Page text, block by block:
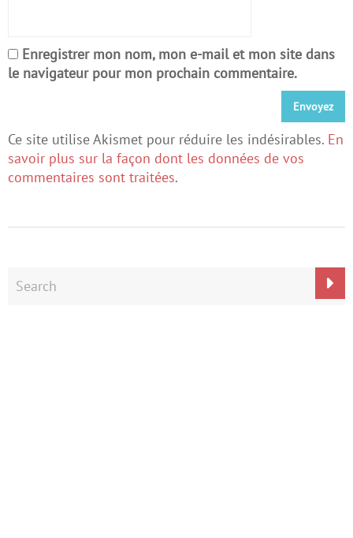
Enregistrer mon nom, mon e-mail et mon site dans
le navigateur pour mon prochain commentaire.
Ce site utilise Akismet pour réduire les indésirables. En
savoir plus sur la façon dont les données de vos
commentaires sont traitées.